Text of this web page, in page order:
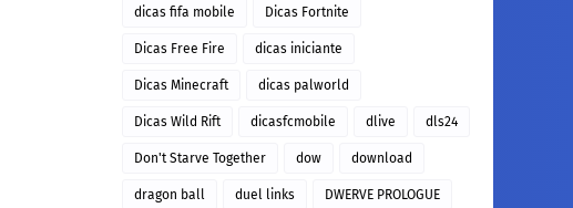
dicas fifa mobile Dicas Fortnite
Dicas Free Fire dicas iniciante
Dicas Minecraft dicas palworld
Dicas Wild Rift dicasfcmobile dlive dls24
Don't Starve Together dow download
dragon ball duel links DWERVE PROLOGUE